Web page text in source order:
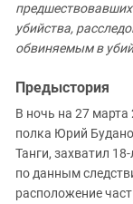
Южная Осетия
Южный Кавказ
предшествовавших
убийства,
обвиняемым в
Предыстория
В ночь на 27 марта
полка Юрий
Танги, захватил
по данным
расположение